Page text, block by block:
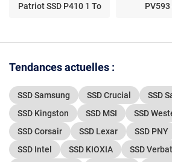
Patriot SSD P410 1 To
PV593
Tendances actuelles :
SSD Samsung SSD Crucial
SSD
SSD Kingston
SSD MSI
SSD
SSD Corsair
SSD Lexar SSD PNY
SSD Intel
SSD KIOXIA SSD